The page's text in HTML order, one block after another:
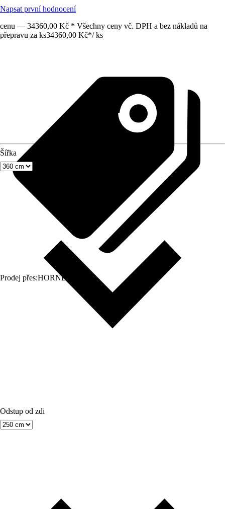
Napsat první hodnocení
cenu — 34360,00 Kč * Všechny ceny vč. DPH a bez nákladů na
přepravu za ks34360,00 Kč*/ ks
Prodej přes:HORNBACH
Šířka
Odstup od zdi